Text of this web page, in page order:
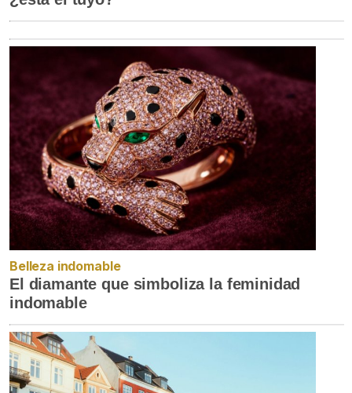
Belleza indomable
El diamante que simboliza la feminidad
indomable